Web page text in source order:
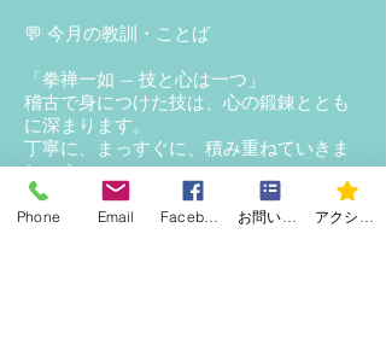
💬 今月の教訓・ことば
「拳禅一如 — 技と心は一つ」
稽古で身につけた技は、心の鍛錬ととも
に深まります。
丁寧に、まっすぐに、積み重ねていきま
しょう。
⸻
Phone Email